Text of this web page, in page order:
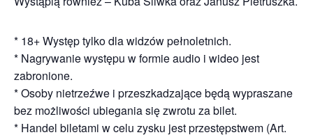
* 18+ Występ tylko dla widzów pełnoletnich.
* Nagrywanie występu w formie audio i wideo jest
zabronione.
* Osoby nietrzeźwe i przeszkadzające będą wypraszane
bez możliwości ubiegania się zwrotu za bilet.
* Handel biletami w celu zysku jest przestępstwem (Art.